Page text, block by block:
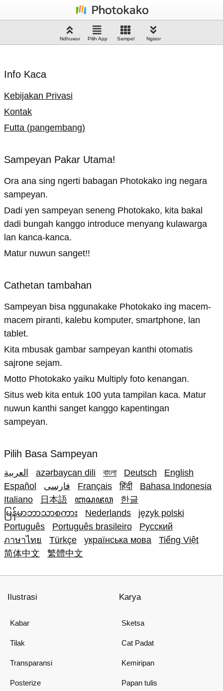
Ndhuwur Pilih App Sampel Ngisor
Info Kaca
Kebijakan Privasi
Kontak
Futta (pangembang)
Sampeyan Pakar Utama!
Ora ana sing ngerti babagan Photokako ing negara
sampeyan.
Dadi yen sampeyan seneng Photokako, kita bakal
dadi bungah kanggo introduce menyang kulawarga
lan kanca-kanca.
Matur nuwun sanget!!
Cathetan tambahan
Sampeyan bisa nggunakake Photokako ing macem-
macem piranti, kalebu komputer, smartphone, lan
tablet.
Kita mbusak gambar sampeyan kanthi otomatis
sajrone sejam.
Motto Photokako yaiku Multiply foto kenangan.
Situs web kita entuk 100 yuta tampilan kaca. Matur
nuwun kanthi sanget kanggo kapentingan
sampeyan.
Pilih Basa Sampeyan
العربية azərbaycan dili বাংলা Deutsch
English
Español
فارسی Français हिंदी
Bahasa Indonesia
Italiano
日本語 ꦧꦱꦗꦮ
한글
မြန်မာဘာသာစကား
Nederlands
język polski
Português
Português brasileiro
Русский
ภาษาไทย
Türkçe українська мова
Tiếng Việt
简体中文
繁體中文
Ilustrasi
Kabar
Tilak
Transparansi
Posterize
Karya
Sketsa
Cat Padat
Kemiripan
Papan tulis